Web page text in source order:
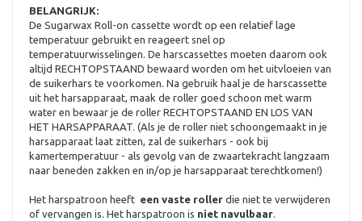
BELANGRIJK:
De Sugarwax Roll-on cassette wordt op een relatief lage
temperatuur gebruikt en reageert snel op
temperatuurwisselingen. De harscassettes moeten daarom ook
altijd RECHTOPSTAAND bewaard worden om het uitvloeien van
de suikerhars te voorkomen. Na gebruik haal je de harscassette
uit het harsapparaat, maak de roller goed schoon met warm
water en bewaar je de roller RECHTOPSTAAND EN LOS VAN
HET HARSAPPARAAT. (Als je de roller niet schoongemaakt in je
harsapparaat laat zitten, zal de suikerhars - ook bij
kamertemperatuur - als gevolg van de zwaartekracht langzaam
naar beneden zakken en in/op je harsapparaat terechtkomen!)
Het harspatroon heeft een vaste roller die niet te verwijderen
of vervangen is. Het harspatroon is niet navulbaar.